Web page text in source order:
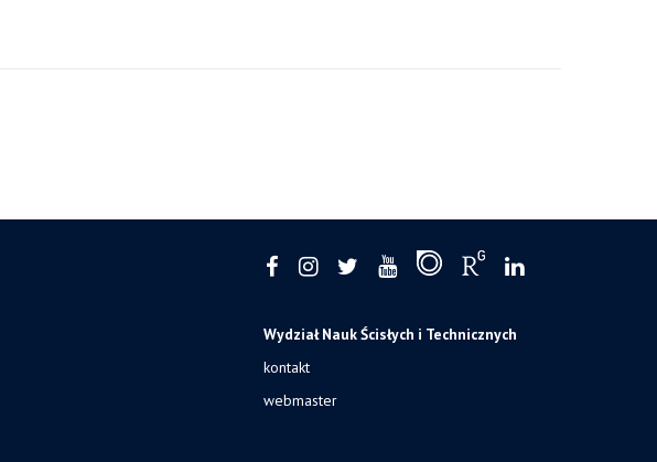
Wydział Nauk Ścisłych i Technicznych
kontakt
webmaster